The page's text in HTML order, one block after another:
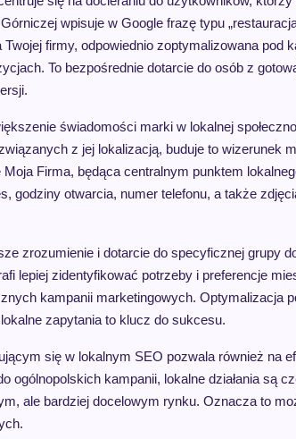
wpisuje w Google frazę typu
Twojej firmy, odpowiednio zoptymalizowana
To bezpośrednie dotarcie do osób z
świadomości marki w lokalnej
z jej lokalizacją, buduje to wizerunek
Firma, będąca centralnym punktem
godziny otwarcia, numer telefonu, a także
zrozumienie i dotarcie do specyficznej grupy
lepiej zidentyfikować potrzeby i preferencje
kampanii marketingowych. Optymalizacja
zapytania to klucz do sukcesu.
się w lokalnym SEO pozwala również na
ogólnopolskich kampanii, lokalne działania są
ale bardziej docelowym rynku. Oznacza to